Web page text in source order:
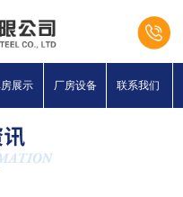
展示 厂房设备 联系我们